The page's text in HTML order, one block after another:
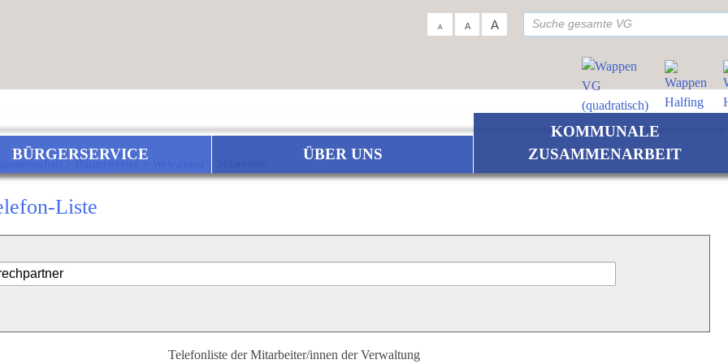
A A A
BÜRGERSERVICE ÜBER UNS
KOMMUNALE
ZUSAMMENARBEIT
>Bürgerservice>
Liste
Telefonliste der Mitarbeiter/innen der Verwaltung